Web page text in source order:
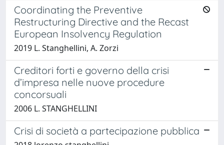
Coordinating the Preventive
Restructuring Directive and the Recast
European Insolvency Regulation
2019 L. Stanghellini, A. Zorzi
Creditori forti e governo della crisi
d’impresa nelle nuove procedure
concorsuali
2006 L. STANGHELLINI
Crisi di società a partecipazione pubblica